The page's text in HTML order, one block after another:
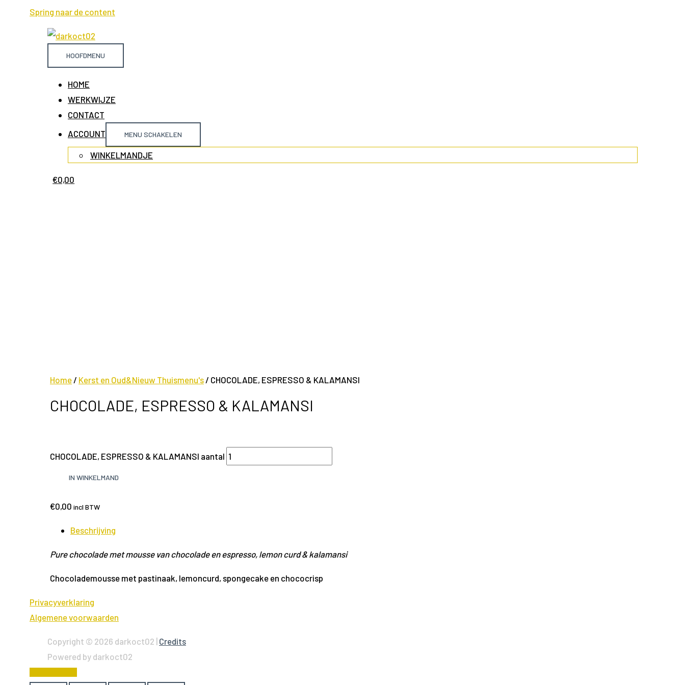
Spring naar de content
HOOFDMENU
HOME
WERKWIJZE
CONTACT
ACCOUNT
MENU SCHAKELEN
WINKELMANDJE
€0,00
Home / Kerst en Oud&Nieuw Thuismenu's / CHOCOLADE, ESPRESSO & KALAMANSI
CHOCOLADE, ESPRESSO & KALAMANSI
CHOCOLADE, ESPRESSO & KALAMANSI aantal
IN WINKELMAND
€0,00 incl BTW
Beschrijving
Pure chocolade met mousse van chocolade en espresso, lemon curd & kalamansi
Chocolademousse met pastinaak, lemoncurd, spongecake en chococrisp
Privacyverklaring
Algemene voorwaarden
Copyright © 2026 darkoct02 Credits
Powered by darkoct02